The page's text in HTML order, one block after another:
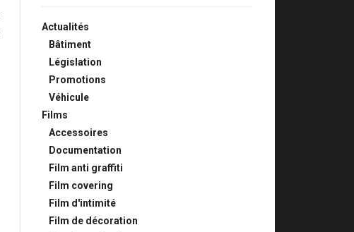
Actualités
Bâtiment
Législation
Promotions
Véhicule
Films
Accessoires
Documentation
Film anti graffiti
Film covering
Film d'intimité
Film de décoration